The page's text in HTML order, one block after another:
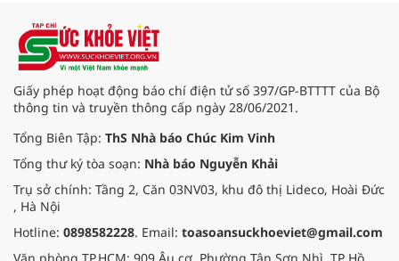
Giấy phép hoạt động báo chí điện tử số 397/GP-BTTTT của Bộ
thông tin và truyền thông cấp ngày 28/06/2021.
Tổng Biên Tập: ThS Nhà báo Chúc Kim Vinh
Tổng thư ký tòa soạn: Nhà báo Nguyễn Khải
Trụ sở chính: Tầng 2, Căn 03NV03, khu đô thị Lideco, Hoài Đức
, Hà Nội
Hotline: 0898582228. Email: toasoansuckhoeviet@gmail.com
Văn phòng TP.HCM: 909 Âu cơ, Phường Tân Sơn Nhì, TP Hồ